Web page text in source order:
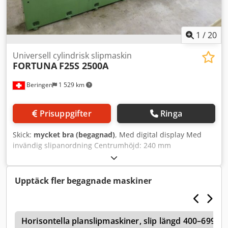
mm, Maskinens vikt: 38 700 kg.
1 /20
Beringen 1 529 km
Universell cylindrisk slipmaskin
FORTUNA F25S 2500A
Prisuppgifter Ringa
Skick: mycket bra (begagnad), Med digital display Med
invändig slipanordning Centrumhöjd: 240 mm
Centrumavstånd: 2500 mm Slipskiva: 750 x 200 x 305
Codpfx Aqozhmfyjqjha Slipskivans varvtal: 890 / 1.120
varv/min Arbetsstyckets spindelstock: vridbar 90° Pinolkon:
MK5 Diverse tillbehör MARCELS MASCHINEN AG
Upptäck fler begagnade maskiner
Horisontella planslipmaskiner, slip längd 400–699